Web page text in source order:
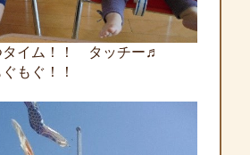
タイム！！ タッチー♬
もぐ！！